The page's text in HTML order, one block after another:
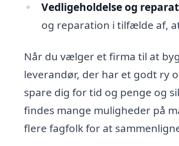
Vedligeholdelse og
og reparation i tilfælde af,
Når du vælger et firma til at
leverandør, der har et godt ry
spare dig for tid og penge og
findes mange muligheder på
flere fagfolk for at